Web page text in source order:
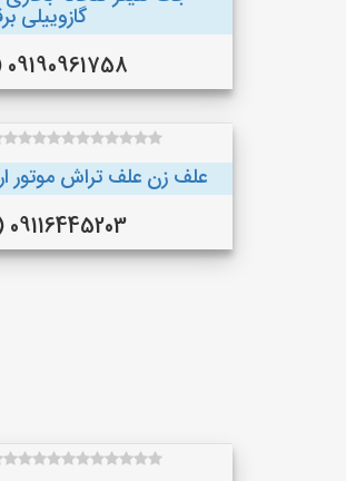
گازوییلی
09190961758 (ساری )
علف زن علف تراش موتور
09116445203 (گرگان )